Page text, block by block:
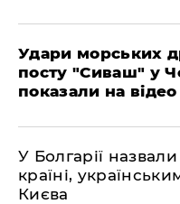
Удари морських
посту "Сиваш" у
показали на відео
У Болгарії
країні,
Києва